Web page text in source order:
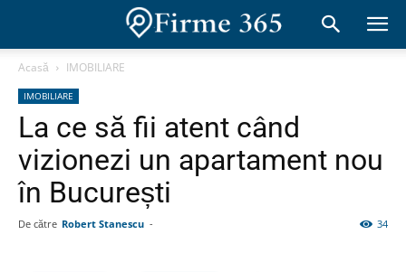
Acasă IMOBILIARE
IMOBILIARE
La ce să fii atent când
vizionezi un apartament nou
în București
De către Robert Stanescu - 34